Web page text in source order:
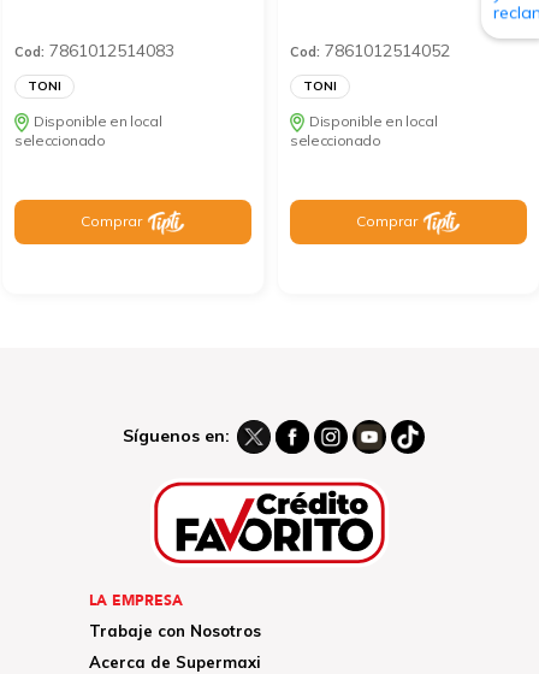
Cod: 7861012514083
TONI
Disponible en local
seleccionado
Comprar
Cod: 7861012514052
TONI
Disponible en local
seleccionado
Comprar
Síguenos en:
LA EMPRESA
Trabaje con Nosotros
Acerca de Supermaxi